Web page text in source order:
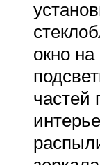
окно на
частей